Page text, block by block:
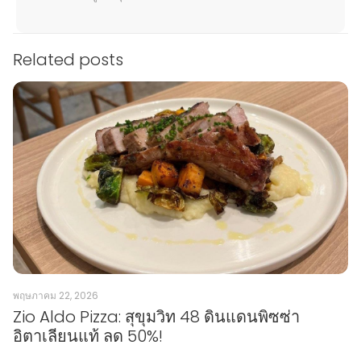
Related posts
พฤษภาคม 22, 2026
Zio Aldo Pizza: สุขุมวิท 48 ดินแดนพิซซ่า
อิตาเลียนแท้ ลด 50%!